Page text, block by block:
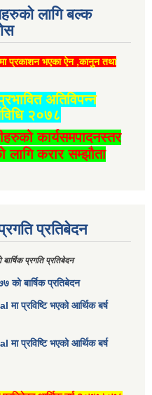
लागि बल्क
प्रकाशन भएका ऐन ,कानुन तथा
अतिविपन्न
२०७८
कार्यसमपादनस्तर
करार सम्झौता
प्रतिबेदन
प्रगति प्रतिबेदन
को बार्षिक प्रतिबेदन
प्रविष्टि भएको आर्थिक बर्ष
प्रविष्टि भएको आर्थिक बर्ष